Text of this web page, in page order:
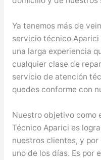
Ya tenemos más de
servicio técnico Aparici
una larga experiencia
cualquier clase de
servicio de atención
quedes conforme con
Nuestro objetivo como
Técnico Aparici es
nuestros clientes, y
uno de los días. Es por